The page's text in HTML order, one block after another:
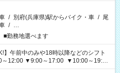
/ 別府(兵庫県)駅からバイク・車 / 尾
/ …
勤務地選べます
】午前中のみや18時以降などのシフト
～12:00 ▼9:00～17:00 ▼10:00～19:00